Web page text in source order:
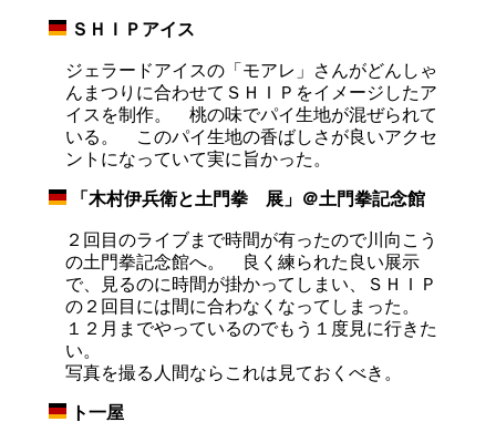
ＳＨＩＰアイス
ジェラードアイスの「モアレ」さんがどんしゃ
んまつりに合わせてＳＨＩＰをイメージしたア
イスを制作。 桃の味でパイ生地が混ぜられて
いる。 このパイ生地の香ばしさが良いアクセ
ントになっていて実に旨かった。
「木村伊兵衛と土門拳 展」＠土門拳記念館
２回目のライブまで時間が有ったので川向こう
の土門拳記念館へ。 良く練られた良い展示
で、見るのに時間が掛かってしまい、ＳＨＩＰ
の２回目には間に合わなくなってしまった。
１２月までやっているのでもう１度見に行きた
い。
写真を撮る人間ならこれは見ておくべき。
ト一屋